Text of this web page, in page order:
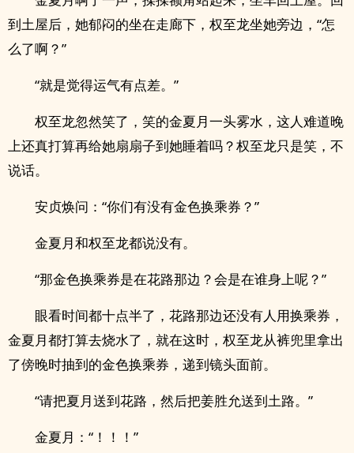
到土屋后，她郁闷的坐在走廊下，权至龙坐她旁边，“怎
么了啊？”
“就是觉得运气有点差。”
权至龙忽然笑了，笑的金夏月一头雾水，这人难道晚
上还真打算再给她扇扇子到她睡着吗？权至龙只是笑，不
说话。
安贞焕问：“你们有没有金色换乘券？”
金夏月和权至龙都说没有。
“那金色换乘券是在花路那边？会是在谁身上呢？”
眼看时间都十点半了，花路那边还没有人用换乘券，
金夏月都打算去烧水了，就在这时，权至龙从裤兜里拿出
了傍晚时抽到的金色换乘券，递到镜头面前。
“请把夏月送到花路，然后把姜胜允送到土路。”
金夏月：“！！！”